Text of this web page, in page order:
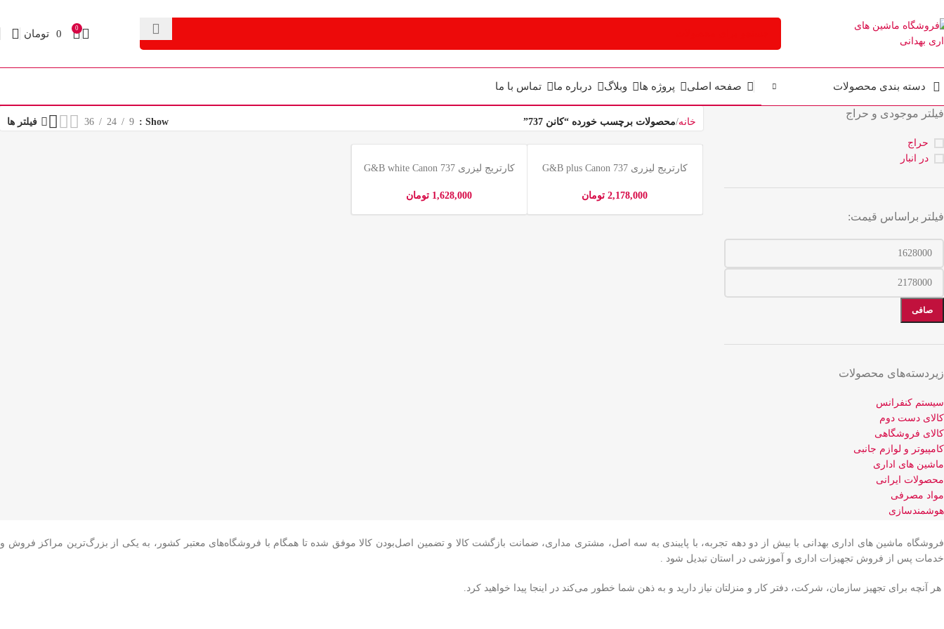
0
0 تومان
دسته بندی محصولات صفحه اصلی پروژه ها وبلاگ درباره ما تماس با ما
فیلتر موجودی و حراج
حراج
در انبار
فیلتر براساس قیمت:
صافی
زیر‌دسته‌های محصولات
سیستم کنفرانس
کالای دست دوم
کالای فروشگاهی
کامپیوتر و لوازم جانبی
ماشین های اداری
محصولات ایرانی
مواد مصرفی
هوشمندسازی
خانه محصولات برچسب خورده “کانن 737” Show
9
24
36 فیلتر ها
کارتریج لیزری G&B plus Canon 737
2,178,000 تومان
کارتریج لیزری G&B white Canon 737
1,628,000 تومان
فروشگاه ماشین های اداری بهدانی با بیش از دو دهه تجربه، با پایبندی به سه اصل، مشتری مداری، ضمانت بازگشت کالا و تضمین اصل‌بودن کالا موفق شده تا همگام با فروشگاه‌های معتبر کشور، به یکی از بزرگ‌ترین مراکز فروش و
خدمات پس از فروش تجهیزات اداری و آموزشی در استان تبدیل شود .
هر آنچه برای تجهیز سازمان، شرکت، دفتر کار و منزلتان نیاز دارید و به ذهن شما خطور می‌کند در اینجا پیدا خواهید کرد.